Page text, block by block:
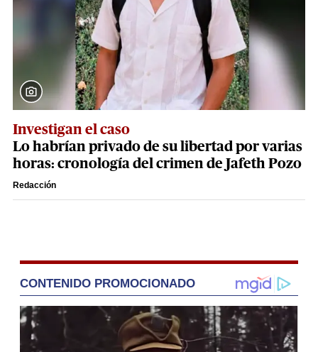
Investigan el caso
Lo habrían privado de su libertad por varias
horas: cronología del crimen de Jafeth Pozo
Redacción
CONTENIDO PROMOCIONADO